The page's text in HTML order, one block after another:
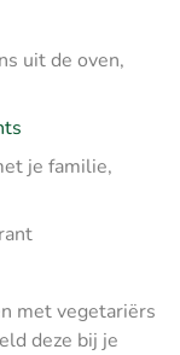
uit de oven,
je familie,
met vegetariërs
deze bij je